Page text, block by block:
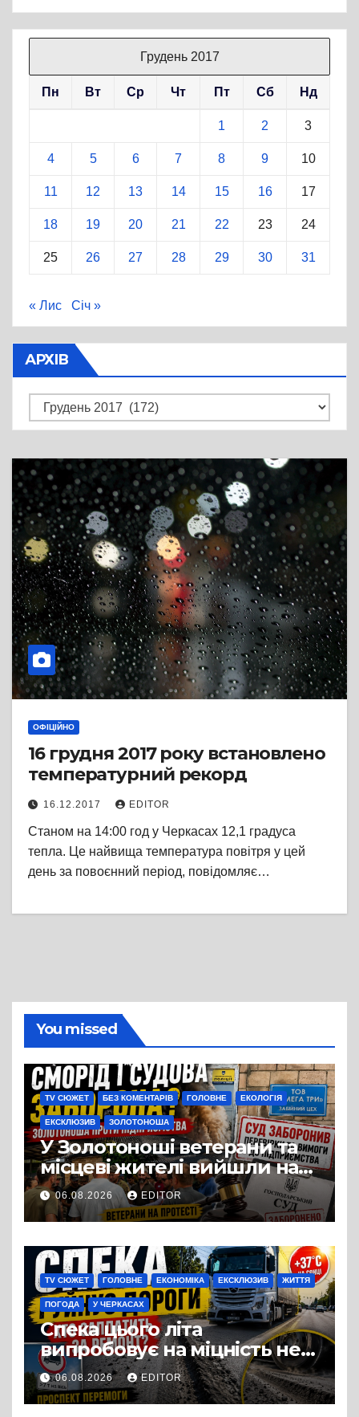
Грудень 2017
Пн Вт Ср Чт Пт Сб Нд
1 2 3
4 5 6 7 8 9 10
11 12 13 14 15 16 17
18 19 20 21 22 23 24
25 26 27 28 29 30 31
« Лис Січ »
АРХІВ
Архів
ОФІЦІЙНО
16 грудня 2017 року встановлено
температурний рекорд
16.12.2017 EDITOR
Станом на 14:00 год у Черкасах 12,1 градуса
тепла. Це найвища температура повітря у цей
день за повоєнний період, повідомляє…
You missed
TV СЮЖЕТ БЕЗ КОМЕНТАРІВ ГОЛОВНЕ ЕКОЛОГІЯ
ЕКСКЛЮЗИВ ЗОЛОТОНОША
У Золотоноші ветерани та
місцеві жителі вийшли на
протест до стін
підприємства ТОВ «Омега
Три», що займається
виробництвом м’яса птиці
06.08.2026 EDITOR
TV СЮЖЕТ ГОЛОВНЕ ЕКОНОМІКА ЕКСКЛЮЗИВ ЖИТТЯ
ПОГОДА У ЧЕРКАСАХ
Спека цього літа
випробовує на міцність не
лише людей, а й дороги
Черкас
06.08.2026 EDITOR